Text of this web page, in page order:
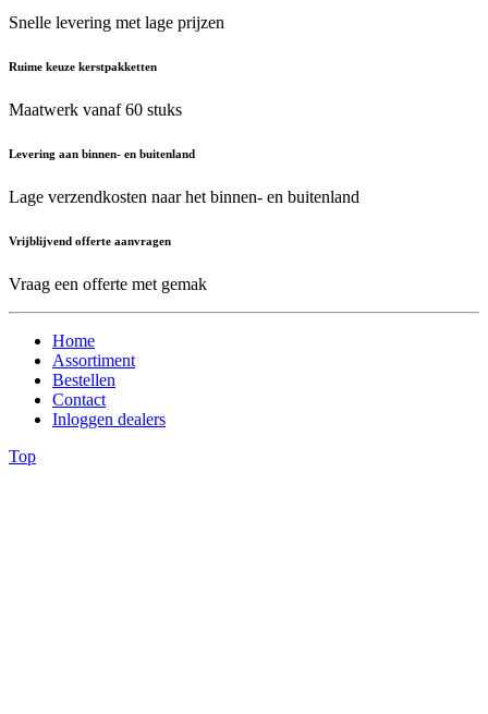
Snelle levering met lage prijzen
Ruime keuze kerstpakketten
Maatwerk vanaf 60 stuks
Levering aan binnen- en buitenland
Lage verzendkosten naar het binnen- en buitenland
Vrijblijvend offerte aanvragen
Vraag een offerte met gemak
Home
Assortiment
Bestellen
Contact
Inloggen dealers
Top